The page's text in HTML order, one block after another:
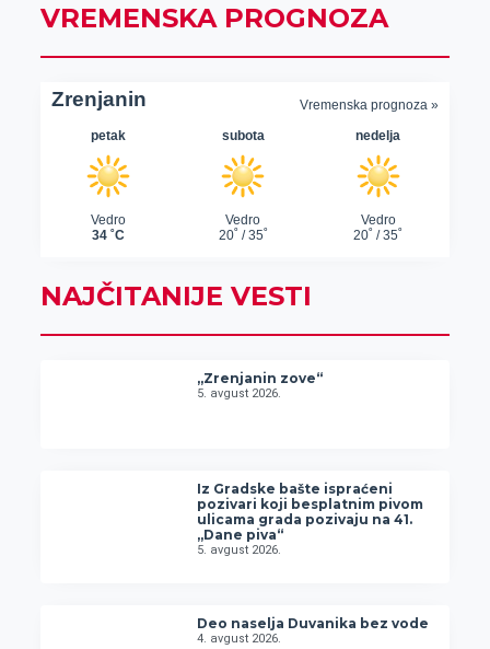
VREMENSKA PROGNOZA
NAJČITANIJE VESTI
„Zrenjanin zove“
5. avgust 2026.
Iz Gradske bašte ispraćeni
pozivari koji besplatnim pivom
ulicama grada pozivaju na 41.
„Dane piva“
5. avgust 2026.
Deo naselja Duvanika bez vode
4. avgust 2026.